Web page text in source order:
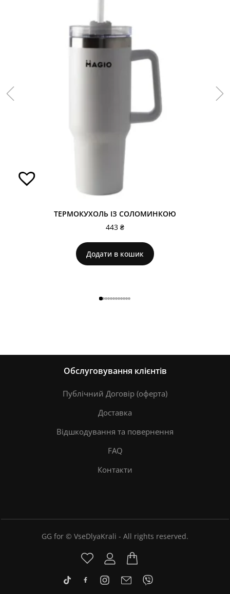
ТЕРМОКУХОЛЬ ІЗ СОЛОМИНКОЮ
443 ₴
Додати в кошик
Обслуговування клієнтів
Публічний Договір (оферта)
Доставка
Відшкодування та повернення
FAQ
Контакти
GG for © VseDlyaKrali - All rights reserved.